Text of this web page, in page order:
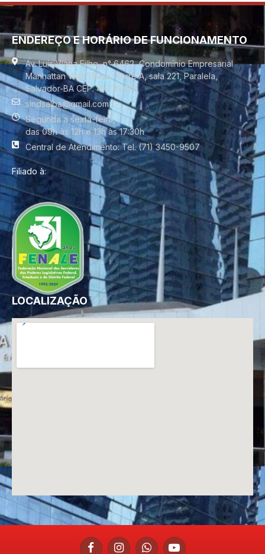
ENDEREÇO E HORÁRIO DE FUNCIONAMENTO
Av. Luís Viana Filho, n° 6462, Condomínio Empresarial
Manhattan Wall Street, Torre A, sala 221, Paralela,
Salvador-BA CEP. 41.730-101
sindsalba@gmail.com
Segunda a sexta-feira,
das 09h às 12h e 13h às 17:30h
Central de Atendimento: Tel. (71) 3450-9507
Filiado à:
LOCALIZAÇÃO